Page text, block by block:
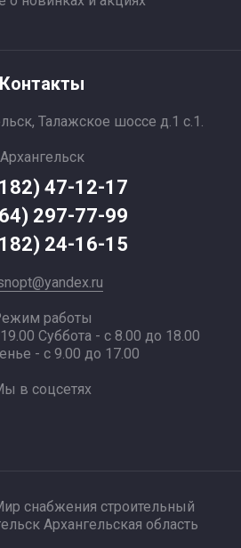
Контакты
Талажское шоссе д.1 с.1.
Архангельск
47-12-17
297-77-99
24-16-15
работы
Суббота - с 8.00 до 18.00
- с 9.00 до 17.00
в соцсетях
снабжения строительный
Архангельская область